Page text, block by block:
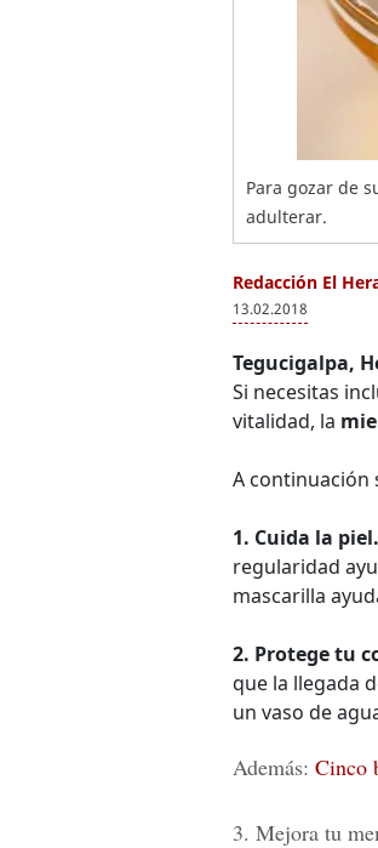
Para gozar de
adulterar.
Redacción El
13.02.2018
Tegucigalpa,
Si necesitas
vitalidad, la
A continuación
1. Cuida la piel.
regularidad
mascarilla
2. Protege tu
que la llegada
un vaso de
Además: Cinco
3. Mejora tu